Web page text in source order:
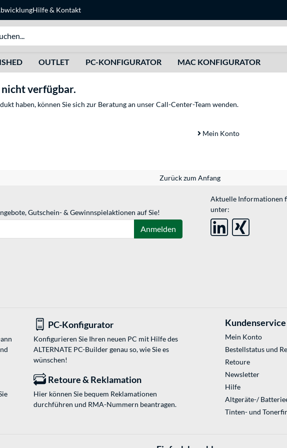
Hilfe& Kontakt
OUTLET PC-KONFIGURATOR MAC KONFIGURATOR
verfügbar.
haben, können Sie sich zur Beratung an unser Call-Center-Team wenden.
Mein Konto
Zurück zum Anfang
Gutschein- & Gewinnspielaktionen auf Sie!
Anmelden
Aktuelle Informationen
unter:
PC-Konfigurator
Konfigurieren Sie Ihren neuen PC mit Hilfe des
ALTERNATE PC-Builder genau so, wie Sie es
wünschen!
Retoure & Reklamation
Hier können Sie bequem Reklamationen
durchführen und RMA-Nummern beantragen.
Kundenservice
Mein Konto
Bestellstatus und
Retoure
Newsletter
Hilfe
Altgeräte-/
Tinten- und